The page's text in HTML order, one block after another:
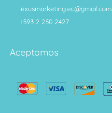
lexusmarketing.ec@gmail.com
+593 2 250 2427
Aceptamos